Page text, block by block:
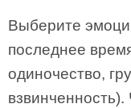
Выберите
последнее
одиночество,